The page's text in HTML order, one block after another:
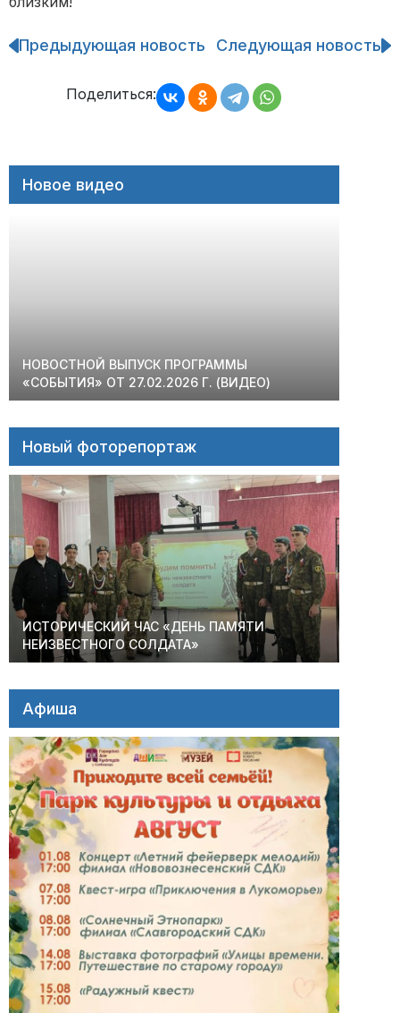
Навигация
записям
Предыдующая новость Следующая новость
Поделиться:
Новое видео
НОВОСТНОЙ ВЫПУСК ПРОГРАММЫ
«СОБЫТИЯ» ОТ 27.02.2026 Г. (ВИДЕО)
Новый фоторепортаж
ИСТОРИЧЕСКИЙ ЧАС «ДЕНЬ ПАМЯТИ
НЕИЗВЕСТНОГО СОЛДАТА»
Афиша